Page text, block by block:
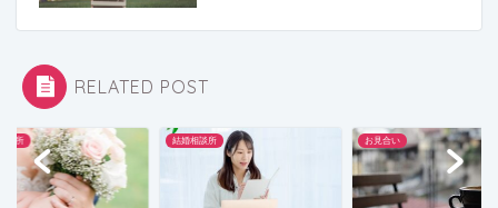
RELATED POST
談所 お見合い 結婚相談所